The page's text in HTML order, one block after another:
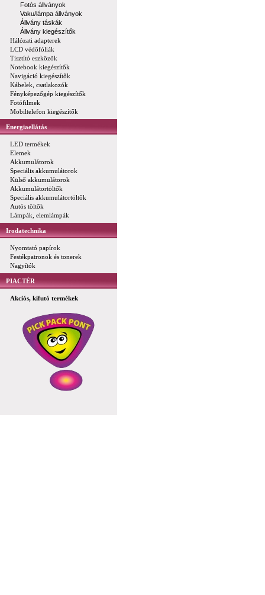
Fotós állványok
Vaku/lámpa állványok
Állvány táskák
Állvány kiegészítők
Hálózati adapterek
LCD védőfóliák
Tisztító eszközök
Notebook kiegészítők
Navigáció kiegészítők
Kábelek, csatlakozók
Fényképezőgép kiegészítők
Fotófilmek
Mobiltelefon kiegészítők
Energiaellátás
LED termékek
Elemek
Akkumulátorok
Speciális akkumulátorok
Külső akkumulátorok
Akkumulátortöltők
Speciális akkumulátortöltők
Autós töltők
Lámpák, elemlámpák
Irodatechnika
Nyomtató papírok
Festékpatronok és tonerek
Nagyítók
PIACTÉR
Akciós, kifutó termékek